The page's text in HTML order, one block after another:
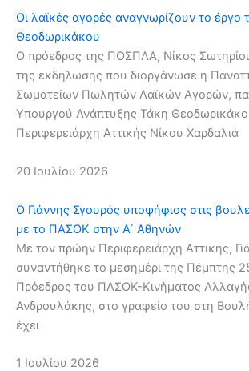
Οι λαϊκές αγορές αναγνωρίζουν το έργο
Θεοδωρικάκου
Ο πρόεδρος της ΠΟΣΠΛΑ, Νίκος
της εκδήλωσης που διοργάνωσε η
Σωματείων Πωλητών Λαϊκών Αγορών,
Υπουργού Ανάπτυξης Τάκη
Περιφερειάρχη Αττικής Νίκου Χαρδαλιά
20 Ιουλίου 2026
Ο Γιάννης Σγουρός υποψήφιος στις
με το ΠΑΣΟΚ στην Α΄ Αθηνών
Με τον πρώην Περιφερειάρχη Αττικής,
συναντήθηκε το μεσημέρι της Πέμπτης
Πρόεδρος του ΠΑΣΟΚ-Κινήματος
Ανδρουλάκης, στο γραφείο του στη
έχει
1 Ιουλίου 2026